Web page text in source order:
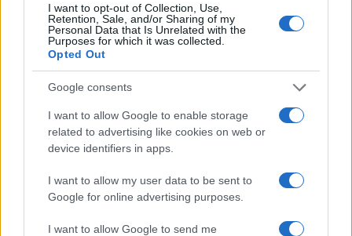
I want to opt-out of Collection, Use,
Retention, Sale, and/or Sharing of my
Personal Data that Is Unrelated with the
Purposes for which it was collected.
Opted Out
Google consents
I want to allow Google to enable storage
related to advertising like cookies on web or
device identifiers in apps.
I want to allow my user data to be sent to
Google for online advertising purposes.
I want to allow Google to send me